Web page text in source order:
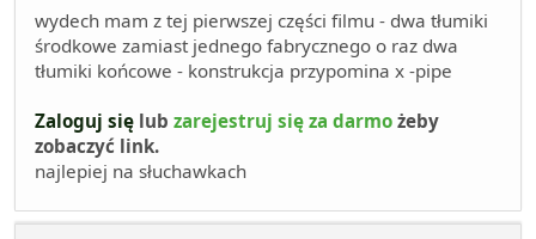
wydech mam z tej pierwszej części filmu - dwa tłumiki
środkowe zamiast jednego fabrycznego o raz dwa
tłumiki końcowe - konstrukcja przypomina x -pipe
Zaloguj się lub zarejestruj się za darmo żeby
zobaczyć link.
najlepiej na słuchawkach